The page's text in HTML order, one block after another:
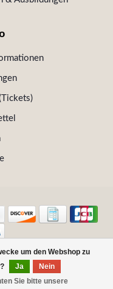
um den Webshop zu
Ja
Nein
Sie bitte unsere
- Die VINOTHEK in